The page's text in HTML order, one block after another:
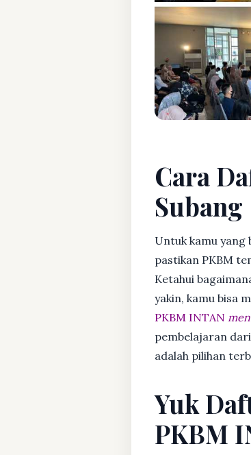
Cara
Subang
Untuk kamu yang
pastikan PKBM
Ketahui
yakin, kamu bisa
PKBM INTAN
pembelajaran
adalah pilihan
Yuk
PKBM